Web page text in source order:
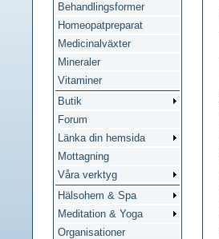
Behandlingsformer
Homeopatpreparat
Medicinalväxter
Mineraler
Vitaminer
Butik
Forum
Länka din hemsida
Mottagning
Våra verktyg
Hälsohem & Spa
Meditation & Yoga
Organisationer